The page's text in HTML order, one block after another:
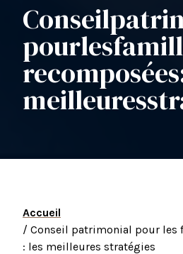
Conseil
pourles
recomposées
meilleures
Accueil
/ Conseil patrimonial pour les
: les meilleures stratégies